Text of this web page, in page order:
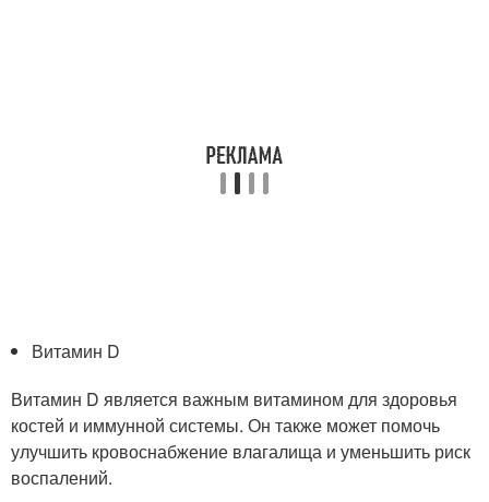
Витамин D
Витамин D является важным витамином для здоровья
костей и иммунной системы. Он также может помочь
улучшить кровоснабжение влагалища и уменьшить риск
воспалений.